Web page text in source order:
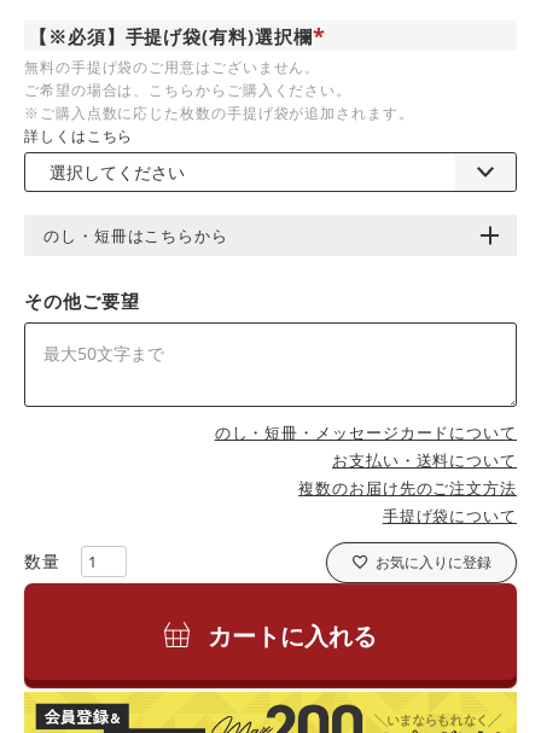
【※必須】手提げ袋(有料)選択欄
須
)
無料の手提げ袋のご用意はございません。
ご希望の場合は、こちらからご購入ください。
※ご購入点数に応じた枚数の手提げ袋が追加されます。
詳しくはこちら
のし・短冊はこちらから
その他ご要望
のし・短冊・メッセージカードについて
お支払い・送料について
複数のお届け先のご注文方法
手提げ袋について
お気に入りに登録
カートに入れる